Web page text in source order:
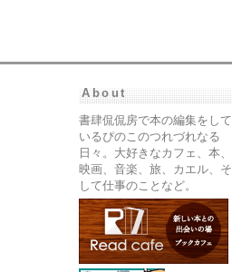
About
書肆侃侃房で本の編集をして
いるぴのこのつれづれなる
日々。大好きなカフェ、本、
映画、音楽、旅、カエル、そ
して仕事のことなど。